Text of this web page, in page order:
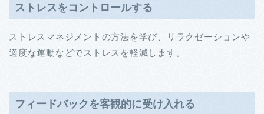
ストレスをコントロールする
ストレスマネジメントの方法を学び、リラクゼーションや
適度な運動などでストレスを軽減します。
フィードバックを客観的に受け入れる